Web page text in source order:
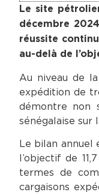
Le site
décembre
réussite
au-delà de
Au niveau de
expédition de
démontre non
sénégalaise sur
Le bilan annuel
l’objectif de
termes de
cargaisons